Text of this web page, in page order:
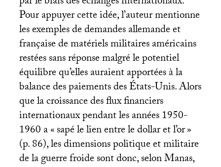
Pour appuyer cette idée, l’auteur mentionne
les exemples de demandes allemande et
française de matériels militaires américains
restées sans réponse malgré le potentiel
équilibre qu’elles auraient apportées à la
balance des paiements des États-Unis. Alors
que la croissance des flux financiers
internationaux pendant les années 1950-
1960 a «sapé le lien entre le dollar et l’or»
(p. 86), les dimensions politique et militaire
de la guerre froide sont donc, selon Manas,